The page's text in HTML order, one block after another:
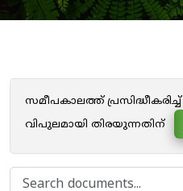
സമീപകാലത്ത് പ്രസിദ്ധീകരിച്ച്
വിപുലമായി തിരയുന്നതിന്